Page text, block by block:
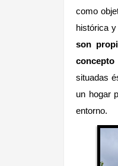
como
histórica
son
concepto
situadas
un hogar
entorno.